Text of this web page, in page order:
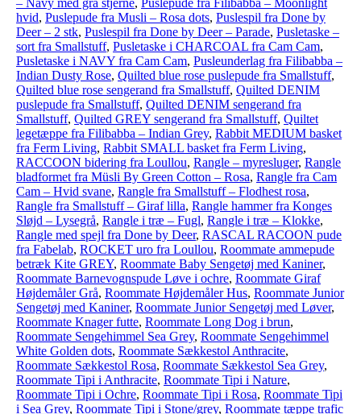
– Navy med grå stjerne, Puslepude fra Filibabba – Moonlight
hvid, Puslepude fra Musli – Rosa dots, Puslespil fra Done by
Deer – 2 stk, Puslespil fra Done by Deer – Parade, Pusletaske –
sort fra Smallstuff, Pusletaske i CHARCOAL fra Cam Cam,
Pusletaske i NAVY fra Cam Cam, Pusleunderlag fra Filibabba –
Indian Dusty Rose, Quilted blue rose puslepude fra Smallstuff,
Quilted blue rose sengerand fra Smallstuff, Quilted DENIM
puslepude fra Smallstuff, Quilted DENIM sengerand fra
Smallstuff, Quilted GREY sengerand fra Smallstuff, Quiltet
legetæppe fra Filibabba – Indian Grey, Rabbit MEDIUM basket
fra Ferm Living, Rabbit SMALL basket fra Ferm Living,
RACCOON bidering fra Loullou, Rangle – myresluger, Rangle
bladformet fra Müsli By Green Cotton – Rosa, Rangle fra Cam
Cam – Hvid svane, Rangle fra Smallstuff – Flodhest rosa,
Rangle fra Smallstuff – Giraf lilla, Rangle hammer fra Konges
Sløjd – Lysegrå, Rangle i træ – Fugl, Rangle i træ – Klokke,
Rangle med spejl fra Done by Deer, RASCAL RACOON pude
fra Fabelab, ROCKET uro fra Loullou, Roommate ammepude
betræk Kite GREY, Roommate Baby Sengetøj med Kaniner,
Roommate Barnevognspude Løve i ochre, Roommate Giraf
Højdemåler Grå, Roommate Højdemåler Hus, Roommate Junior
Sengetøj med Kaniner, Roommate Junior Sengetøj med Løver,
Roommate Knager futte, Roommate Long Dog i brun,
Roommate Sengehimmel Sea Grey, Roommate Sengehimmel
White Golden dots, Roommate Sækkestol Anthracite,
Roommate Sækkestol Rosa, Roommate Sækkestol Sea Grey,
Roommate Tipi i Anthracite, Roommate Tipi i Nature,
Roommate Tipi i Ochre, Roommate Tipi i Rosa, Roommate Tipi
i Sea Grey, Roommate Tipi i Stone/grey, Roommate tæppe trafic